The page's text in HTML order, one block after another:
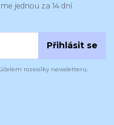
jednou za 14 dní.
Přihlásit se
rozesílky newsletteru.